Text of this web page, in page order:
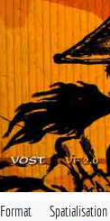
Format Spatialisation